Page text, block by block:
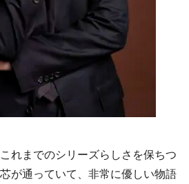
れまでのシリーズらしさを保ちつ
が通っていて、非常に優しい物語